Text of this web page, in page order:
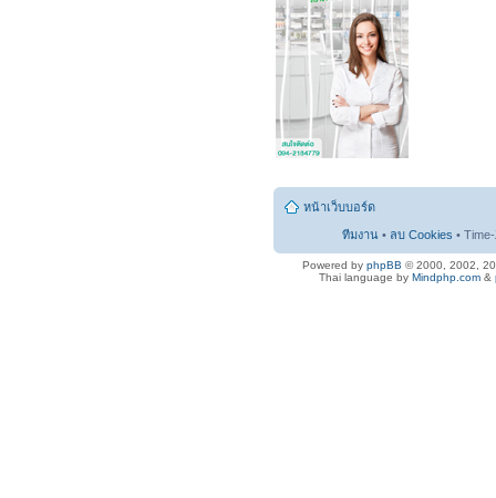
หน้าเว็บบอร์ด
ทีมงาน • ลบ Cookies •
Powered by phpBB © 2000, 2002,
Thai language by Mindphp.com &